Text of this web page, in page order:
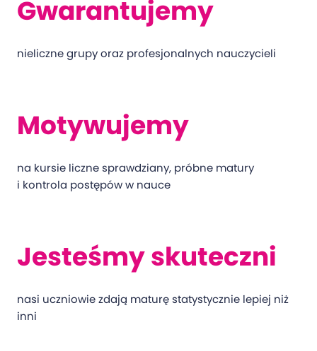
Gwarantujemy
nieliczne grupy oraz profesjonalnych nauczycieli
Motywujemy
na kursie liczne sprawdziany, próbne matury
i kontrola postępów w nauce
Jesteśmy skuteczni
nasi uczniowie zdają maturę statystycznie lepiej niż
inni